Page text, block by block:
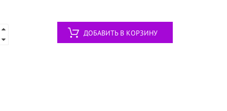
ДОБАВИТЬ В КОРЗИНУ